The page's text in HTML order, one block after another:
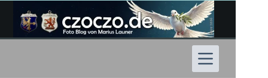
Inhalt
springen